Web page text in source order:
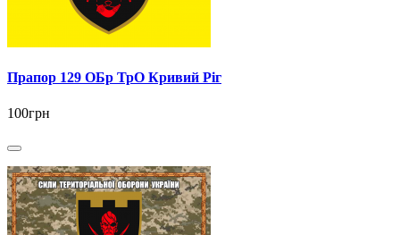
Прапор 129 ОБр ТрО Кривий Ріг
100грн